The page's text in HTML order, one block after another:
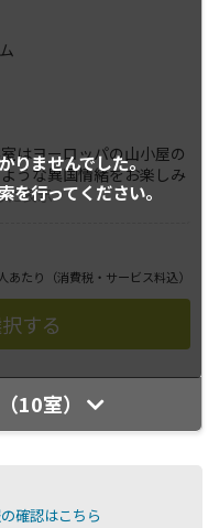
りませんでした。
を行ってください。
はヨーロッパの山小屋の
うな異国情緒をお楽しみ
に表示
あたり （消費税・サービス料込）
10室）
確認はこちら